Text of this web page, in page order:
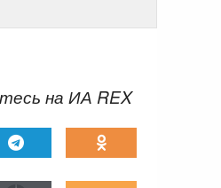
на ИА REX